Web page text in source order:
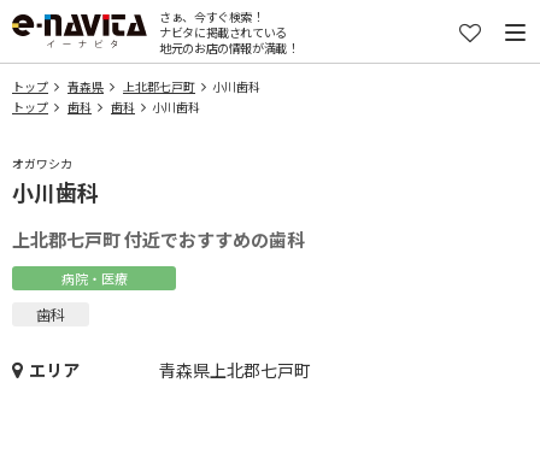
さぁ、今すぐ検索！
ナビタに掲載されている
地元のお店の情報が満載！
トップ 青森県 上北郡七戸町
小川歯科
トップ
歯科 歯科 小川歯科
オガワシカ
小川歯科
上北郡七戸町 付近でおすすめの歯科
病院・医療
歯科
エリア 青森県上北郡七戸町